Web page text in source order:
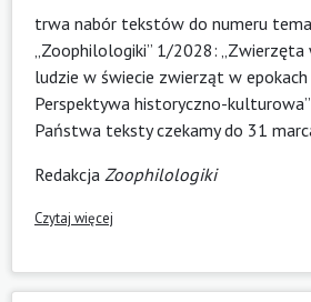
trwa nabór tekstów do numeru
„Zoophilologiki” 1/2028:
ludzie w świecie zwierząt w epokach
Perspektywa historyczno-
Państwa teksty czekamy do 31
Redakcja Zoophilologiki
Czytaj więcej